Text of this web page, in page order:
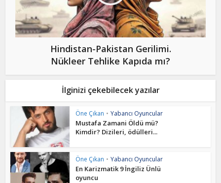
Hindistan-Pakistan Gerilimi.
Nükleer Tehlike Kapıda mı?
İlginizi çekebilecek yazılar
Öne Çıkan • Yabancı Oyuncular
Mustafa Zamani Öldü mü?
Kimdir? Dizileri, ödülleri...
Öne Çıkan • Yabancı Oyuncular
En Karizmatik 9 İngiliz Ünlü
oyuncu